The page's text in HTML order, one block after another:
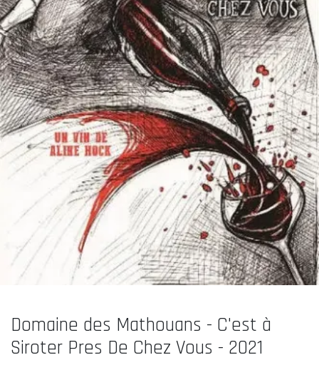
Domaine des Mathouans - C'est à
Siroter Pres De Chez Vous - 2021